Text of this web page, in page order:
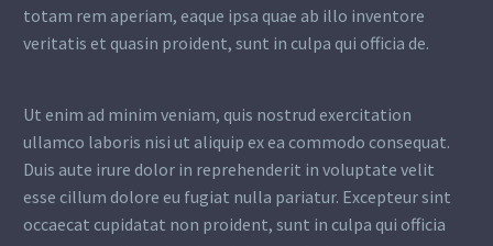
totam rem aperiam, eaque ipsa quae ab illo inventore
veritatis et quasin proident, sunt in culpa qui officia de.
Ut enim ad minim veniam, quis nostrud exercitation
ullamco laboris nisi ut aliquip ex ea commodo consequat.
Duis aute irure dolor in reprehenderit in voluptate velit
esse cillum dolore eu fugiat nulla pariatur. Excepteur sint
occaecat cupidatat non proident, sunt in culpa qui officia